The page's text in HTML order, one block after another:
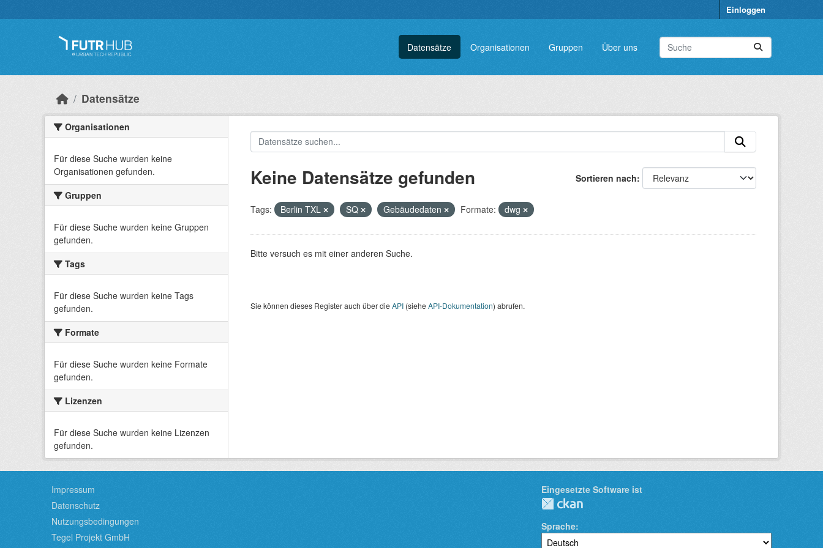
Einloggen
Datensätze Organisationen Gruppen Über uns
Datensätze
Organisationen
Für diese Suche wurden keine
Organisationen gefunden.
Gruppen
Für diese Suche wurden keine Gruppen
gefunden.
Tags
Für diese Suche wurden keine Tags
gefunden.
Formate
Für diese Suche wurden keine Formate
gefunden.
Lizenzen
Für diese Suche wurden keine Lizenzen
gefunden.
Sortieren nach
Keine Datensätze gefunden
Tags: Berlin TXL SQ Gebäudedaten Formate: dwg
Bitte versuch es mit einer anderen Suche.
Sie können dieses Register auch über dieAPI(sieheAPI-Dokumentation) abrufen.
Impressum
Datenschutz
Nutzungsbedingungen
Tegel Projekt GmbH
Eingesetzte Software ist
Sprache